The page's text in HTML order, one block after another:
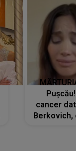
cancer
Berkovich,